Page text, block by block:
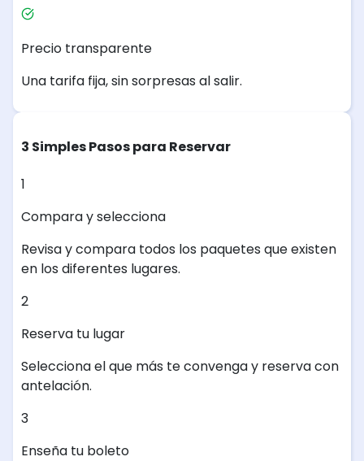
Precio transparente
Una tarifa fija, sin sorpresas al salir.
3 Simples Pasos para Reservar
1
Compara y selecciona
Revisa y compara todos los paquetes que existen
en los diferentes lugares.
2
Reserva tu lugar
Selecciona el que más te convenga y reserva con
antelación.
3
Enseña tu boleto